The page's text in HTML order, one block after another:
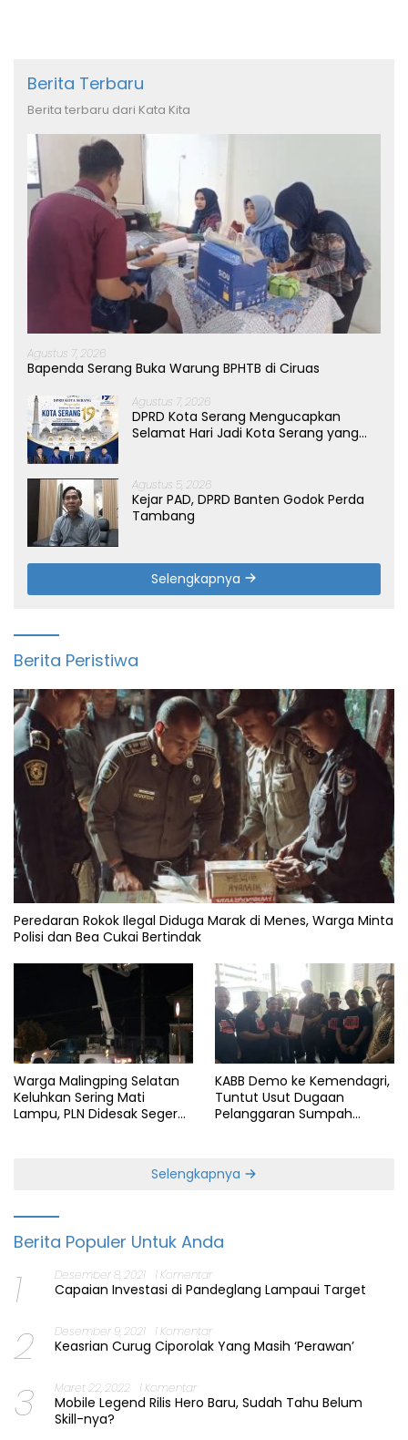
Berita Terbaru
Berita terbaru dari Kata Kita
Agustus 7, 2026
Bapenda Serang Buka Warung BPHTB di Ciruas
Agustus 7, 2026
DPRD Kota Serang Mengucapkan
Selamat Hari Jadi Kota Serang yang
Agustus 5, 2026
Kejar PAD, DPRD Banten Godok Perda
Tambang
Selengkapnya
Berita Peristiwa
Peredaran Rokok Ilegal Diduga Marak di Menes, Warga Minta
Polisi dan Bea Cukai Bertindak
Warga Malingping Selatan
Keluhkan Sering Mati
Lampu, PLN Didesak Segera
KABB Demo ke Kemendagri,
Tuntut Usut Dugaan
Pelanggaran Sumpah
Selengkapnya
Berita Populer Untuk Anda
1 Desember 8, 2021 1 Komentar
Capaian Investasi di Pandeglang Lampaui Target
2 Desember 9, 2021 1 Komentar
Keasrian Curug Ciporolak Yang Masih ‘Perawan’
3 Maret 22, 2022 1 Komentar
Mobile Legend Rilis Hero Baru, Sudah Tahu Belum
Skill-nya?